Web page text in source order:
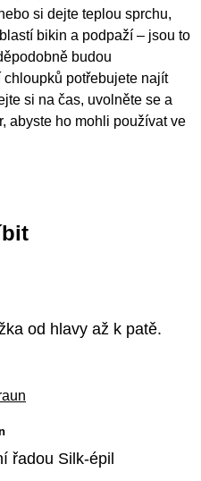
si dejte teplou sprchu,
bikin a podpaží – jsou to
budou
potřebujete najít
si na čas, uvolněte se a
abyste ho mohli používat ve
od hlavy až k patě.
řadou Silk-épil